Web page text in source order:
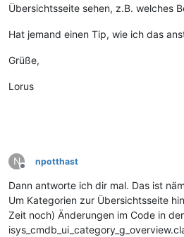
Übersichtsseite sehen, z.B. welches
Hat jemand einen Tip, wie ich das
Grüße,
Lorus
N
Offline
npotthast
Dann antworte ich dir mal. Das ist
Um Kategorien zur Übersichtsseite
Zeit noch) Änderungen im Code in